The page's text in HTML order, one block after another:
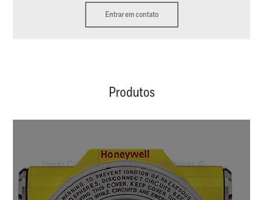
Entrar em contato
Produtos